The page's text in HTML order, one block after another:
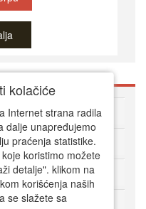
kolačiće
Internet strana radila
dalje unapređujemo
praćenja statistike.
koristimo možete
detalje". klikom na
korišćenja naših
se slažete sa